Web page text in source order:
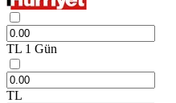
TL 1 Gün
TL